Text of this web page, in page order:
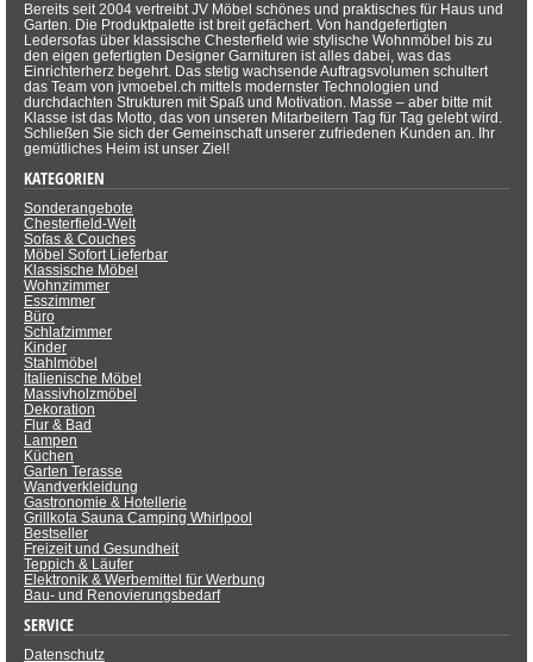
Bereits seit 2004 vertreibt JV Möbel schönes und praktisches für Haus und
Garten. Die Produktpalette ist breit gefächert. Von handgefertigten
Ledersofas über klassische Chesterfield wie stylische Wohnmöbel bis zu
den eigen gefertigten Designer Garnituren ist alles dabei, was das
Einrichterherz begehrt. Das stetig wachsende Auftragsvolumen schultert
das Team von jvmoebel.ch mittels modernster Technologien und
durchdachten Strukturen mit Spaß und Motivation. Masse – aber bitte mit
Klasse ist das Motto, das von unseren Mitarbeitern Tag für Tag gelebt wird.
Schließen Sie sich der Gemeinschaft unserer zufriedenen Kunden an. Ihr
gemütliches Heim ist unser Ziel!
KATEGORIEN
Sonderangebote
Chesterfield-Welt
Sofas & Couches
Möbel Sofort Lieferbar
Klassische Möbel
Wohnzimmer
Esszimmer
Büro
Schlafzimmer
Kinder
Stahlmöbel
Italienische Möbel
Massivholzmöbel
Dekoration
Flur & Bad
Lampen
Küchen
Garten Terasse
Wandverkleidung
Gastronomie & Hotellerie
Grillkota Sauna Camping Whirlpool
Bestseller
Freizeit und Gesundheit
Teppich & Läufer
Elektronik & Werbemittel für Werbung
Bau- und Renovierungsbedarf
SERVICE
Datenschutz